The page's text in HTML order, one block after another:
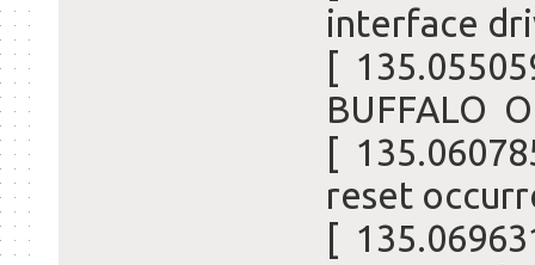
interface
[
BUFFALO
[
reset
[